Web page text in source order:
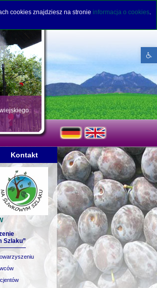
Open
cookies znajdziesz na stronie informacja o cookies.
Kontakt
Szlaku”